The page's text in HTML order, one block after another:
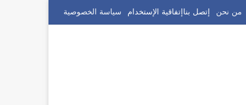
من نحن إتصل بنا إتفاقية الإستخدام سياسة الخصوصية